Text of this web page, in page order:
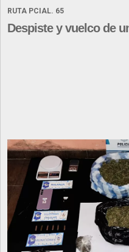
RUTA PCIAL. 65
Despiste y vuelco de